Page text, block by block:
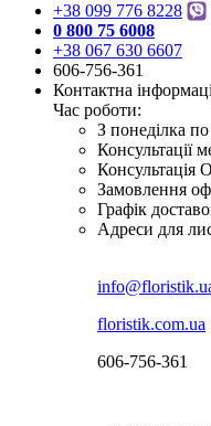
+38 099 776 8228
0 800 75 6008
+38 067 630 6607
606-756-361
Контактна
Час роботи:
З понеділка
Консультації
Консультація
Замовлення
Графік
Адреси для
floristik.com.ua
606-756-361